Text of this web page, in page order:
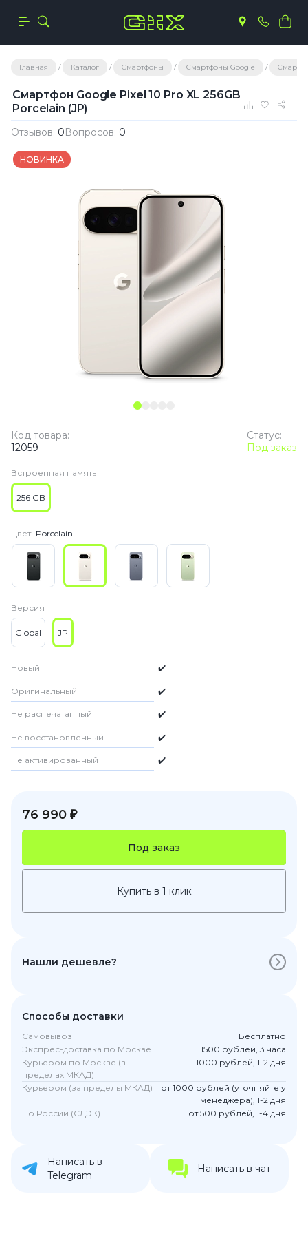
Главная Каталог Смартфоны Смартфоны Google
Смартфон Google Pixel 10 Pro XL 256GB
Porcelain (JP)
Отзывов: 0Вопросов: 0
НОВИНКА
Статус:
Под заказ
Код товара:
12059
Встроенная память
256 GB
Цвет: Porcelain
Версия
Global JP
Новый ✔️
Оригинальный ✔️
Не распечатанный ✔️
Не восстановленный ✔️
Не активированный ✔️
76 990 ₽
Под заказ
Купить в 1 клик
Нашли дешевле?
Способы доставки
Самовывоз
Бесплатно
Экспрес-доставка по Москве
1500 рублей, 3 часа
Курьером по Москве (в
пределах МКАД)
1000 рублей, 1-2 дня
Курьером (за пределы МКАД)
от 1000 рублей (уточняйте у
менеджера), 1-2 дня
По России (СДЭК)
от 500 рублей, 1-4 дня
Написать в
Telegram
Написать в чат